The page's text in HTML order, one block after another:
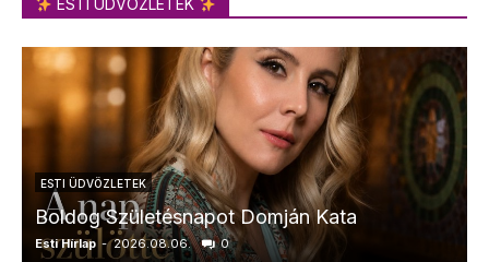
ESTI ÜDVÖZLETEK
ESTI ÜDVÖZLETEK
Boldog Születésnapot Domján Kata
Esti Hírlap - 2026.08.06. 0